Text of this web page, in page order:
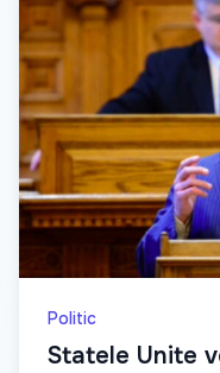
Politic
Statele Unite